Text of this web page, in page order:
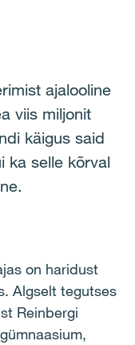
ajalooline
viis miljonit
käigus said
ka selle kõrval
on haridust
Algselt tegutses
Reinbergi